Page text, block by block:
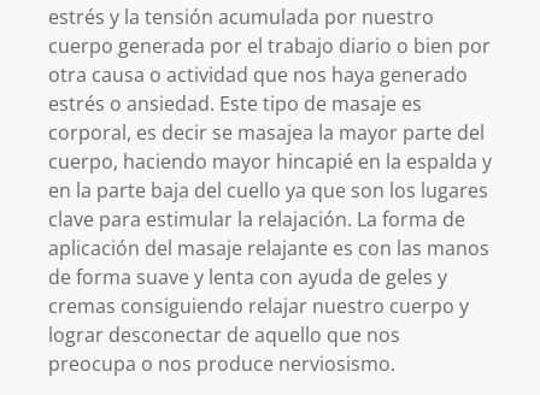
estrés y la tensión acumulada por nuestro
cuerpo generada por el trabajo diario o bien por
otra causa o actividad que nos haya generado
estrés o ansiedad. Este tipo de masaje es
corporal, es decir se masajea la mayor parte del
cuerpo, haciendo mayor hincapié en la espalda y
en la parte baja del cuello ya que son los lugares
clave para estimular la relajación. La forma de
aplicación del masaje relajante es con las manos
de forma suave y lenta con ayuda de geles y
cremas consiguiendo relajar nuestro cuerpo y
lograr desconectar de aquello que nos
preocupa o nos produce nerviosismo.